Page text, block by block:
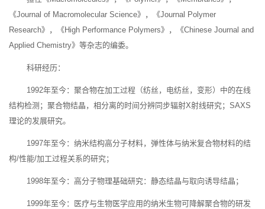
《Journal of Macromolecular Science》，《Journal Polymer
Research》，《High Performance Polymers》，《Chinese Journal and
Applied Chemistry》等杂志的编委。
科研经历：
1992年至今：聚合物在加工过程（纺丝，电纺丝，变形）中的在线
结构检测；聚合物结晶，相分离的时间分辨同步辐射X射线研究；SAXS
理论的发展研究。
1997年至今：纳米结构高分子材料，弹性体与纳米复合物材料的结
构/性能/加工过程关系的研究；
1998年至今：高分子物理基础研究：静态结晶与取向诱导结晶；
1999年至今：医疗与生物医学应用的纳米生物可降解聚合物的研发